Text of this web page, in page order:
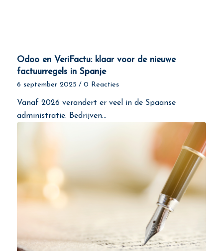
Odoo en VeriFactu: klaar voor de nieuwe
factuurregels in Spanje
6 september 2025 / 0 Reacties
Vanaf 2026 verandert er veel in de Spaanse
administratie. Bedrijven…